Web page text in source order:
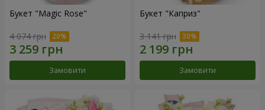
Букет "Magic Rose"
4 074 грн
Замовити
Букет "Каприз"
3 141 грн
Замовити